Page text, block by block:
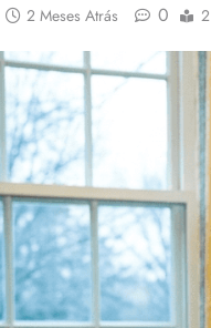
2 Meses Atrás 0